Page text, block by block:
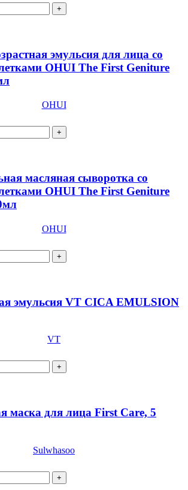
эмульсия для лица со
OHUI The First Geniture
OHUI
масляная сыворотка со
OHUI The First Geniture
OHUI
эмульсия VT CICA EMULSION
VT
маска для лица First Care, 5
Sulwhasoo